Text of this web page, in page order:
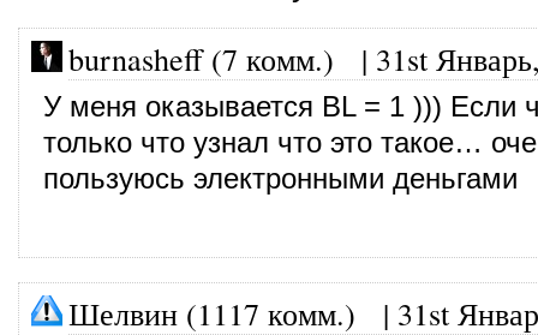
burnasheff (7 комм.) | 31st
У меня оказывается BL = 1 ))) Если
только что узнал что это такое…
пользуюсь электронными деньгами
Шелвин (1117 комм.) | 31st